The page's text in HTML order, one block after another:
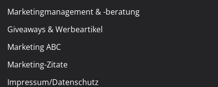
Marketingmanagement & -beratung
Giveaways & Werbeartikel
Marketing ABC
Marketing-Zitate
Impressum/Datenschutz